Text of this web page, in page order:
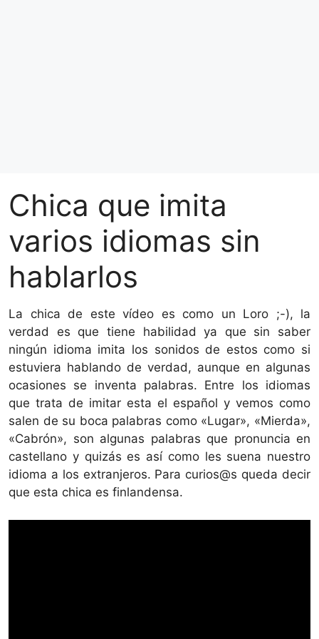
Chica que imita
varios idiomas sin
hablarlos
La chica de este vídeo es como un Loro ;-), la
verdad es que tiene habilidad ya que sin saber
ningún idioma imita los sonidos de estos como si
estuviera hablando de verdad, aunque en algunas
ocasiones se inventa palabras. Entre los idiomas
que trata de imitar esta el español y vemos como
salen de su boca palabras como «Lugar», «Mierda»,
«Cabrón», son algunas palabras que pronuncia en
castellano y quizás es así como les suena nuestro
idioma a los extranjeros. Para curios@s queda decir
que esta chica es finlandensa.